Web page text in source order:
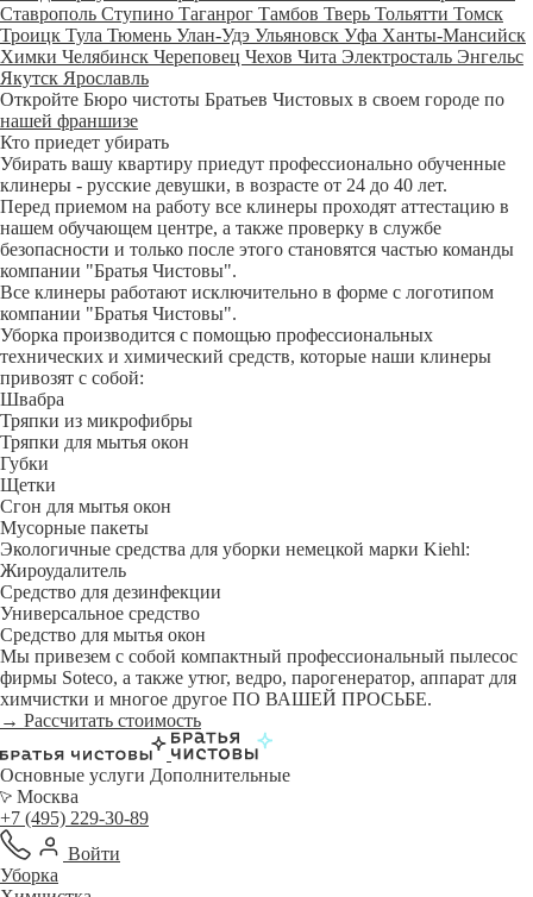
Ставрополь Ступино Таганрог Тамбов Тверь Тольятти Томск
Троицк Тула Тюмень Улан-Удэ Ульяновск Уфа Ханты-Мансийск
Химки Челябинск Череповец Чехов Чита Электросталь Энгельс
Якутск Ярославль
Откройте Бюро чистоты Братьев Чистовых в своем городе по
нашей франшизе
Кто приедет убирать
Убирать вашу квартиру приедут профессионально обученные
клинеры - русские девушки, в возрасте от 24 до 40 лет.
Перед приемом на работу все клинеры проходят аттестацию в
нашем обучающем центре, а также проверку в службе
безопасности и только после этого становятся частью команды
компании "Братья Чистовы".
Все клинеры работают исключительно в форме с логотипом
компании "Братья Чистовы".
Уборка производится с помощью профессиональных
технических и химический средств, которые наши клинеры
привозят с собой:
Швабра
Тряпки из микрофибры
Тряпки для мытья окон
Губки
Щетки
Сгон для мытья окон
Мусорные пакеты
Экологичные средства для уборки немецкой марки Kiehl:
Жироудалитель
Средство для дезинфекции
Универсальное средство
Средство для мытья окон
Мы привезем с собой компактный профессиональный пылесос
фирмы Soteco, а также утюг, ведро, парогенератор, аппарат для
химчистки и многое другое ПО ВАШЕЙ ПРОСЬБЕ.
→ Рассчитать стоимость
Основные услуги Дополнительные
Москва
+7 (495) 229-30-89
Войти
Уборка